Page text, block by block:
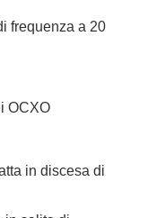
frequenza a 20
OCXO
in discesa di